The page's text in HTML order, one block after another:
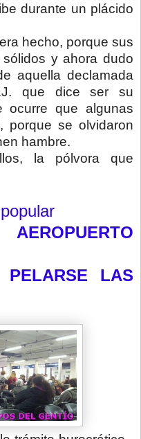
durante un plácido
hecho, porque sus
y ahora dudo
aquella declamada
que dice ser su
ocurre que algunas
porque se olvidaron
hambre.
la pólvora que
LAS